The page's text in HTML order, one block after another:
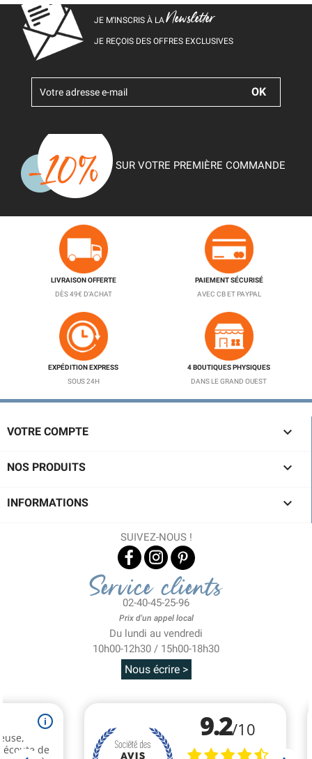
JE M’INSCRIS À LANewsletter
JE REÇOIS DES OFFRES EXCLUSIVES
SUR VOTRE PREMIÈRE COMMANDE
LIVRAISON OFFERTE
DÈS 49€ D'ACHAT
PAIEMENT SÉCURISÉ
AVEC CB ET PAYPAL
EXPÉDITION EXPRESS
SOUS 24H
4 BOUTIQUES PHYSIQUES
DANS LE GRAND OUEST
VOTRE COMPTE 
NOS PRODUITS 
INFORMATIONS 
SUIVEZ-NOUS !
Service clients
02-40-45-25-96
Prix d'un appel local
Du lundi au vendredi
10h00-12h30 / 15h00-18h30
Nous écrire >